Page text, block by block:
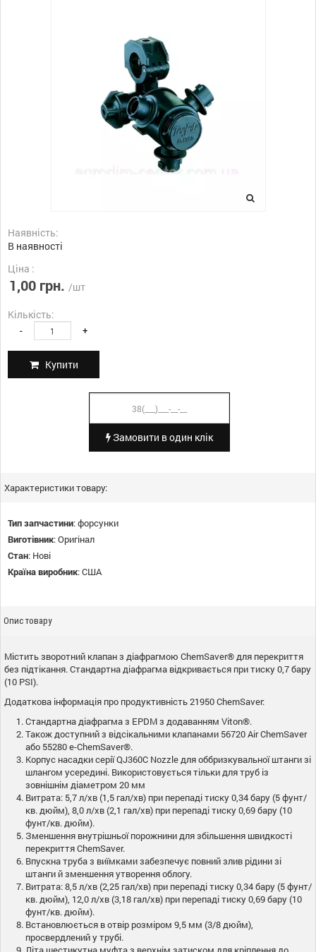
Наявність:
В наявності
Ціна :
1,00 грн. /шт
Кількість:
- +
Купити
Замовити в один клік
Характеристики товару:
Тип запчастини:форсунки
Виготівник:Оригінал
Стан: Нові
Країна виробник:США
Опис товару
Містить зворотний клапан з діафрагмою ChemSaver® для перекриття
без підтікання. Стандартна діафрагма відкривається при тиску 0,7 бару
(10 PSI).
Додаткова інформація про продуктивність 21950 ChemSaver:
Стандартна діафрагма з EPDM з додаванням Viton®.
Також доступний з відсікальними клапанами 56720 Air ChemSaver
або 55280 e-ChemSaver®.
Корпус насадки серії QJ360C Nozzle для оббризкувальної штанги зі
шлангом усередині. Використовується тільки для труб із
зовнішнім діаметром 20 мм
Витрата: 5,7 л/хв (1,5 гал/хв) при перепаді тиску 0,34 бару (5 фунт/
кв. дюйм), 8,0 л/хв (2,1 гал/хв) при перепаді тиску 0,69 бару (10
фунт/кв. дюйм).
Зменшення внутрішньої порожнини для збільшення швидкості
перекриття ChemSaver.
Впускна труба з виїмками забезпечує повний злив рідини зі
штанги й зменшення утворення облогу.
Витрата: 8,5 л/хв (2,25 гал/хв) при перепаді тиску 0,34 бару (5 фунт/
кв. дюйм), 12,0 л/хв (3,18 гал/хв) при перепаді тиску 0,69 бару (10
фунт/кв. дюйм).
Встановлюється в отвір розміром 9,5 мм (3/8 дюйм),
просвердлений у трубі.